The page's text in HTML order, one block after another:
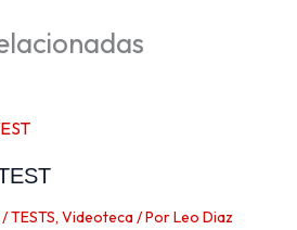
/TESTS, Videoteca/ PorLeo Diaz